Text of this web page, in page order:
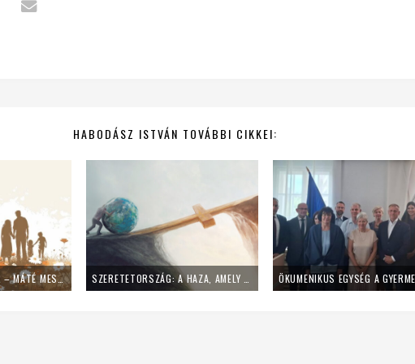
HABODÁSZ ISTVÁN TOVÁBBI CIKKEI:
AZ ÉGIG ÉRŐ TESTVÉR – MÁTÉ MESÉJE SZERETETORSZÁG: A HAZA, AMELY A SZÍVBEN KEZDŐDIK